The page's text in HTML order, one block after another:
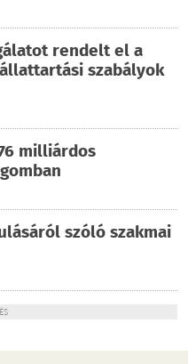
rendelt el a
szabályok
milliárdos
szóló szakmai